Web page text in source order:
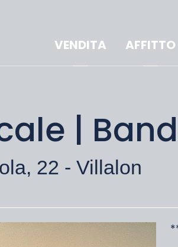
VENDITA AFFITTO
|
22 - Villalon